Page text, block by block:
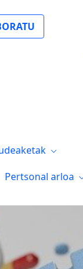
Pertsonal arloa